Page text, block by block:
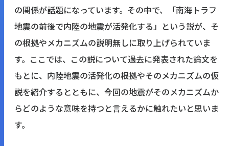
の関係が話題になっています。その中で、「南海トラフ
地震の前後で内陸の地震が活発化する」という説が、そ
の根拠やメカニズムの説明無しに取り上げられていま
す。ここでは、この説について過去に発表された論文を
もとに、内陸地震の活発化の根拠やそのメカニズムの仮
説を紹介するとともに、今回の地震がそのメカニズムか
らどのような意味を持つと言えるかに触れたいと思いま
す。